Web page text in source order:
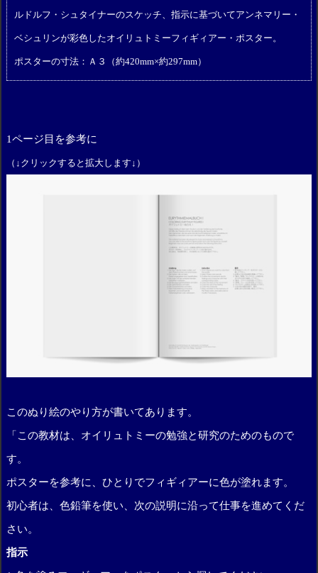
ルドルフ・シュタイナーのスケッチ、指示に基づいてアンネマリー・
ベシュリンが彩色したオイリュトミーフィギィアー・ポスター。
ポスターの寸法：Ａ３（約420mm×約297mm）
1ページ目を参考に
（↓クリックすると拡大します↓）
このぬり絵のやり方が書いてあります。
「この教材は、オイリュトミーの勉強と研究のためのもので
す。
ポスターを参考に、ひとりでフィギィアーに色が塗れます。
初心者は、色鉛筆を使い、次の説明に沿って仕事を進めてくだ
さい。
指示